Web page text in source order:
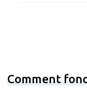
Comment